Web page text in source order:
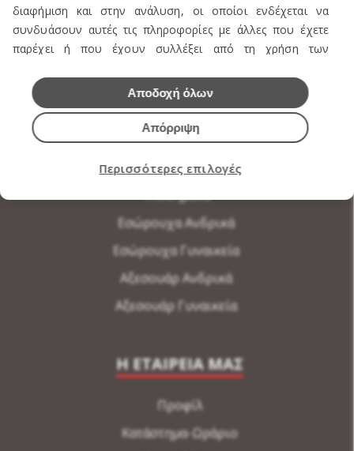
Πωλείται Εξοπλισμός καταστήματος ενδυμάτων
Ανδρική Ενδυση
Γυναικεία Ένδυση
Εσώρουχα Ανδρικά
Εσώρουχα Γυναικεία
Αξεσουάρ Ανδρικά
Αξεσουάρ Γυναικεία
Η ΕΤΑΙΡΕΙΑ ΜΑΣ
Προφίλ
Κατάστημα-Ωράριο
διαφήμιση και στην ανάλυση, οι οποίοι ενδέχεται να
συνδυάσουν αυτές τις πληροφορίες με άλλες που έχετε
παρέχει ή που έχουν συλλέξει από τη χρήση των
Απόρριψη
Αποδοχή όλων
Περισσότερες επιλογές